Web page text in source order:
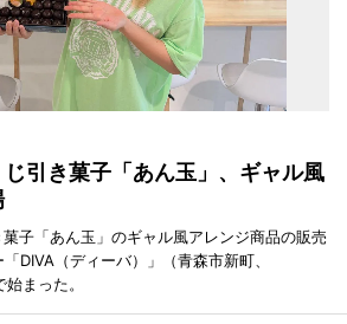
引き菓子「あん玉」、ギャル風
子「あん玉」のギャル風アレンジ商品の販売
DIVA（ディーバ）」（青森市新町、
まった。